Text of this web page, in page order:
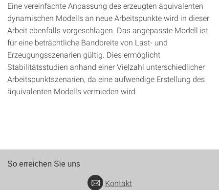
Eine vereinfachte Anpassung des erzeugten äquivalenten
dynamischen Modells an neue Arbeitspunkte wird in dieser
Arbeit ebenfalls vorgeschlagen. Das angepasste Modell ist
für eine beträchtliche Bandbreite von Last- und
Erzeugungsszenarien gültig. Dies ermöglicht
Stabilitätsstudien anhand einer Vielzahl unterschiedlicher
Arbeitspunktszenarien, da eine aufwendige Erstellung des
äquivalenten Modells vermieden wird.
So erreichen Sie uns
Kontakt